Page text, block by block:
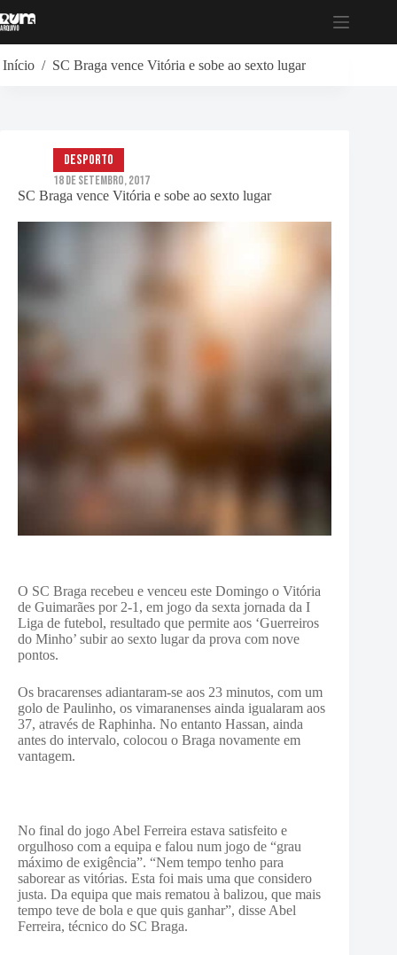
para
Início / SC Braga vence Vitória e sobe ao sexto lugar
SC Braga vence Vitória e sobe ao sexto lugar
Desporto
18 de Setembro, 2017
O SC Braga recebeu e venceu este Domingo o Vitória
de Guimarães por 2-1, em jogo da sexta jornada da I
Liga de futebol, resultado que permite aos ‘Guerreiros
do Minho’ subir ao sexto lugar da prova com nove
pontos.
Os bracarenses adiantaram-se aos 23 minutos, com um
golo de Paulinho, os vimaranenses ainda igualaram aos
37, através de Raphinha. No entanto Hassan, ainda
antes do intervalo, colocou o Braga novamente em
vantagem.
No final do jogo Abel Ferreira estava satisfeito e
orgulhoso com a equipa e falou num jogo de “grau
máximo de exigência”. “Nem tempo tenho para
saborear as vitórias. Esta foi mais uma que considero
justa. Da equipa que mais rematou à balizou, que mais
tempo teve de bola e que quis ganhar”, disse Abel
Ferreira, técnico do SC Braga.